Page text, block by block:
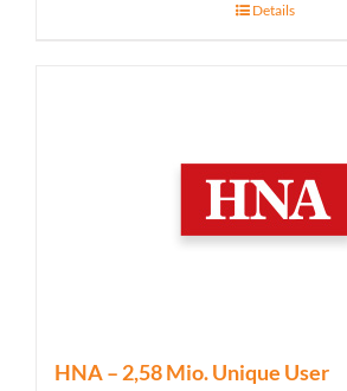
Details
HNA – 2,58 Mio. Unique User